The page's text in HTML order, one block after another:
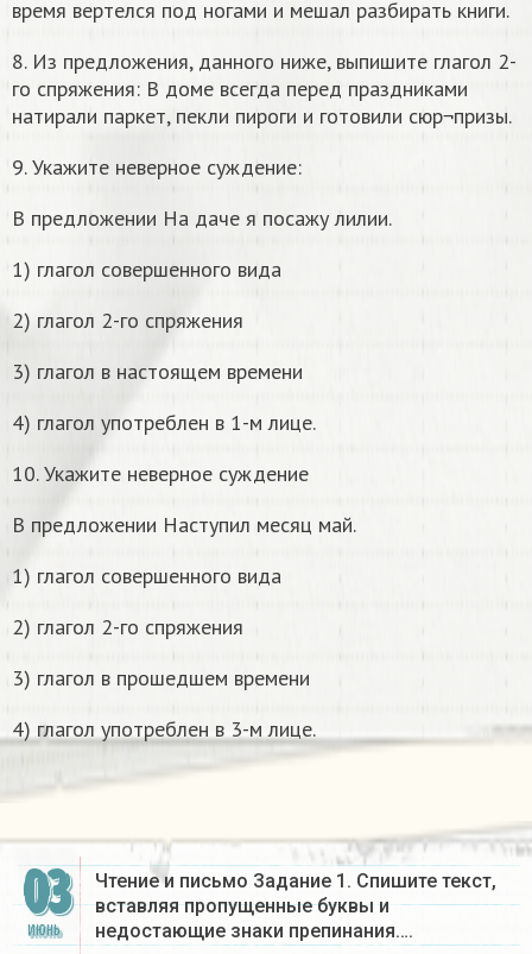
время вертелся под ногами и мешал разбирать книги.
8. Из предложения, данного ниже, выпишите глагол 2-
го спряжения: В доме всегда перед праздниками
натирали паркет, пекли пироги и готовили сюр¬призы.
9. Укажите неверное суждение:
В предложении На даче я посажу лилии.
1) глагол совершенного вида
2) глагол 2-го спряжения
3) глагол в настоящем времени
4) глагол употреблен в 1-м лице.
10. Укажите неверное суждение
В предложении Наступил месяц май.
1) глагол совершенного вида
2) глагол 2-го спряжения
3) глагол в прошедшем времени
4) глагол употреблен в 3-м лице.
03
ИЮНЬ
Чтение и письмо Задание 1. Спишите текст,
вставляя пропущенные буквы и
недостающие знаки препинания….